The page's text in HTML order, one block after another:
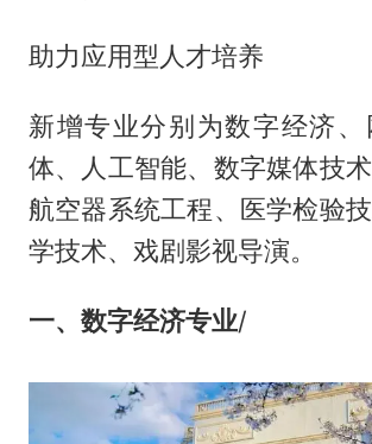
助力应用型人才培养
新增专业分别为数字经济
体、人工智能、数字媒体技
航空器系统工程、医学检验
学技术、戏剧影视导演。
一、数字经济专业/